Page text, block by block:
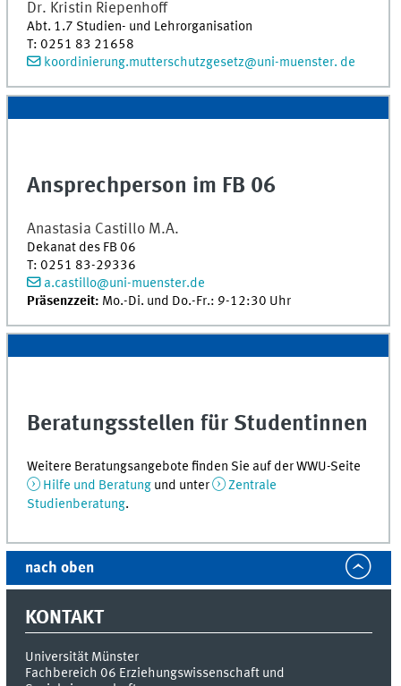
Dr. Kristin Riepenhoff
Abt. 1.7 Studien- und Lehrorganisation
T:0251 83 21658
koordinierung.mutterschutzgesetz@uni-muenster. de
Ansprechperson im FB 06
Anastasia Castillo M.A.
Dekanat des FB 06
T:0251 83-29336
a.castillo@uni-muenster.de
Präsenzzeit: Mo.-Di. und Do.-Fr.: 9-12:30 Uhr
Beratungsstellen für Studentinnen
Weitere Beratungsangebote finden Sie auf der WWU-Seite
Hilfe und Beratung und unter
Zentrale
Studienberatung.
nach oben
KONTAKT
Universität Münster
Fachbereich 06 Erziehungswissenschaft und